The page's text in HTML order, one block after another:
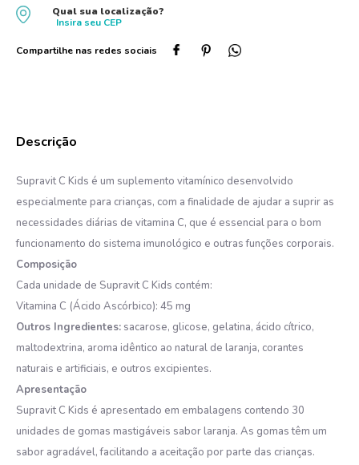
Qual sua localização?
Insira seu CEP
Supravit C Kids é um suplemento vitamínico desenvolvido
especialmente para crianças, com a finalidade de ajudar a suprir as
necessidades diárias de vitamina C, que é essencial para o bom
funcionamento do sistema imunológico e outras funções corporais.
Composição
Cada unidade de Supravit C Kids contém:
Vitamina C (Ácido Ascórbico): 45 mg
Outros Ingredientes: sacarose, glicose, gelatina, ácido cítrico,
maltodextrina, aroma idêntico ao natural de laranja, corantes
naturais e artificiais, e outros excipientes.
Apresentação
Supravit C Kids é apresentado em embalagens contendo 30
unidades de gomas mastigáveis sabor laranja. As gomas têm um
sabor agradável, facilitando a aceitação por parte das crianças.
protetor solar